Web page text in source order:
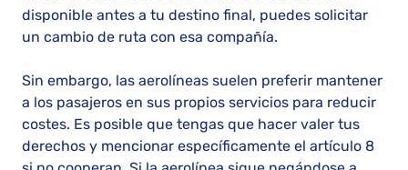
disponible antes a tu destino final, puedes solicitar
un cambio de ruta con esa compañía.
Sin embargo, las aerolíneas suelen preferir mantener
a los pasajeros en sus propios servicios para reducir
costes. Es posible que tengas que hacer valer tus
derechos y mencionar específicamente el artículo 8